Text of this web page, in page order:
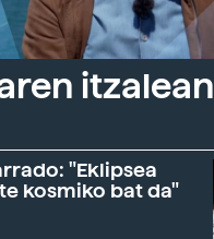
itzalean
"Eklipsea
kosmiko bat da"